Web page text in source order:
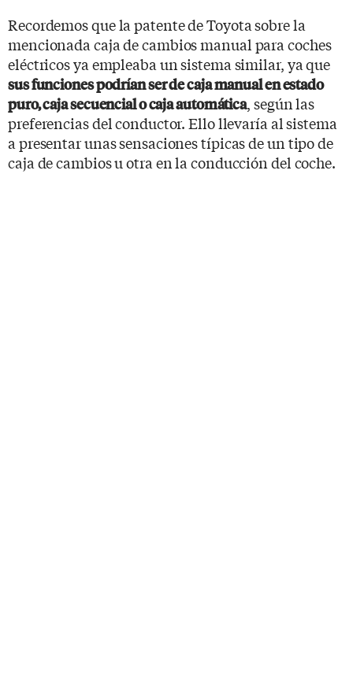
Recordemos que la patente de Toyota sobre la
mencionada caja de cambios manual para coches
eléctricos ya empleaba un sistema similar, ya que
sus funciones podrían ser de caja manual en estado
puro, caja secuencial o caja automática, según las
preferencias del conductor. Ello llevaría al sistema
a presentar unas sensaciones típicas de un tipo de
caja de cambios u otra en la conducción del coche.